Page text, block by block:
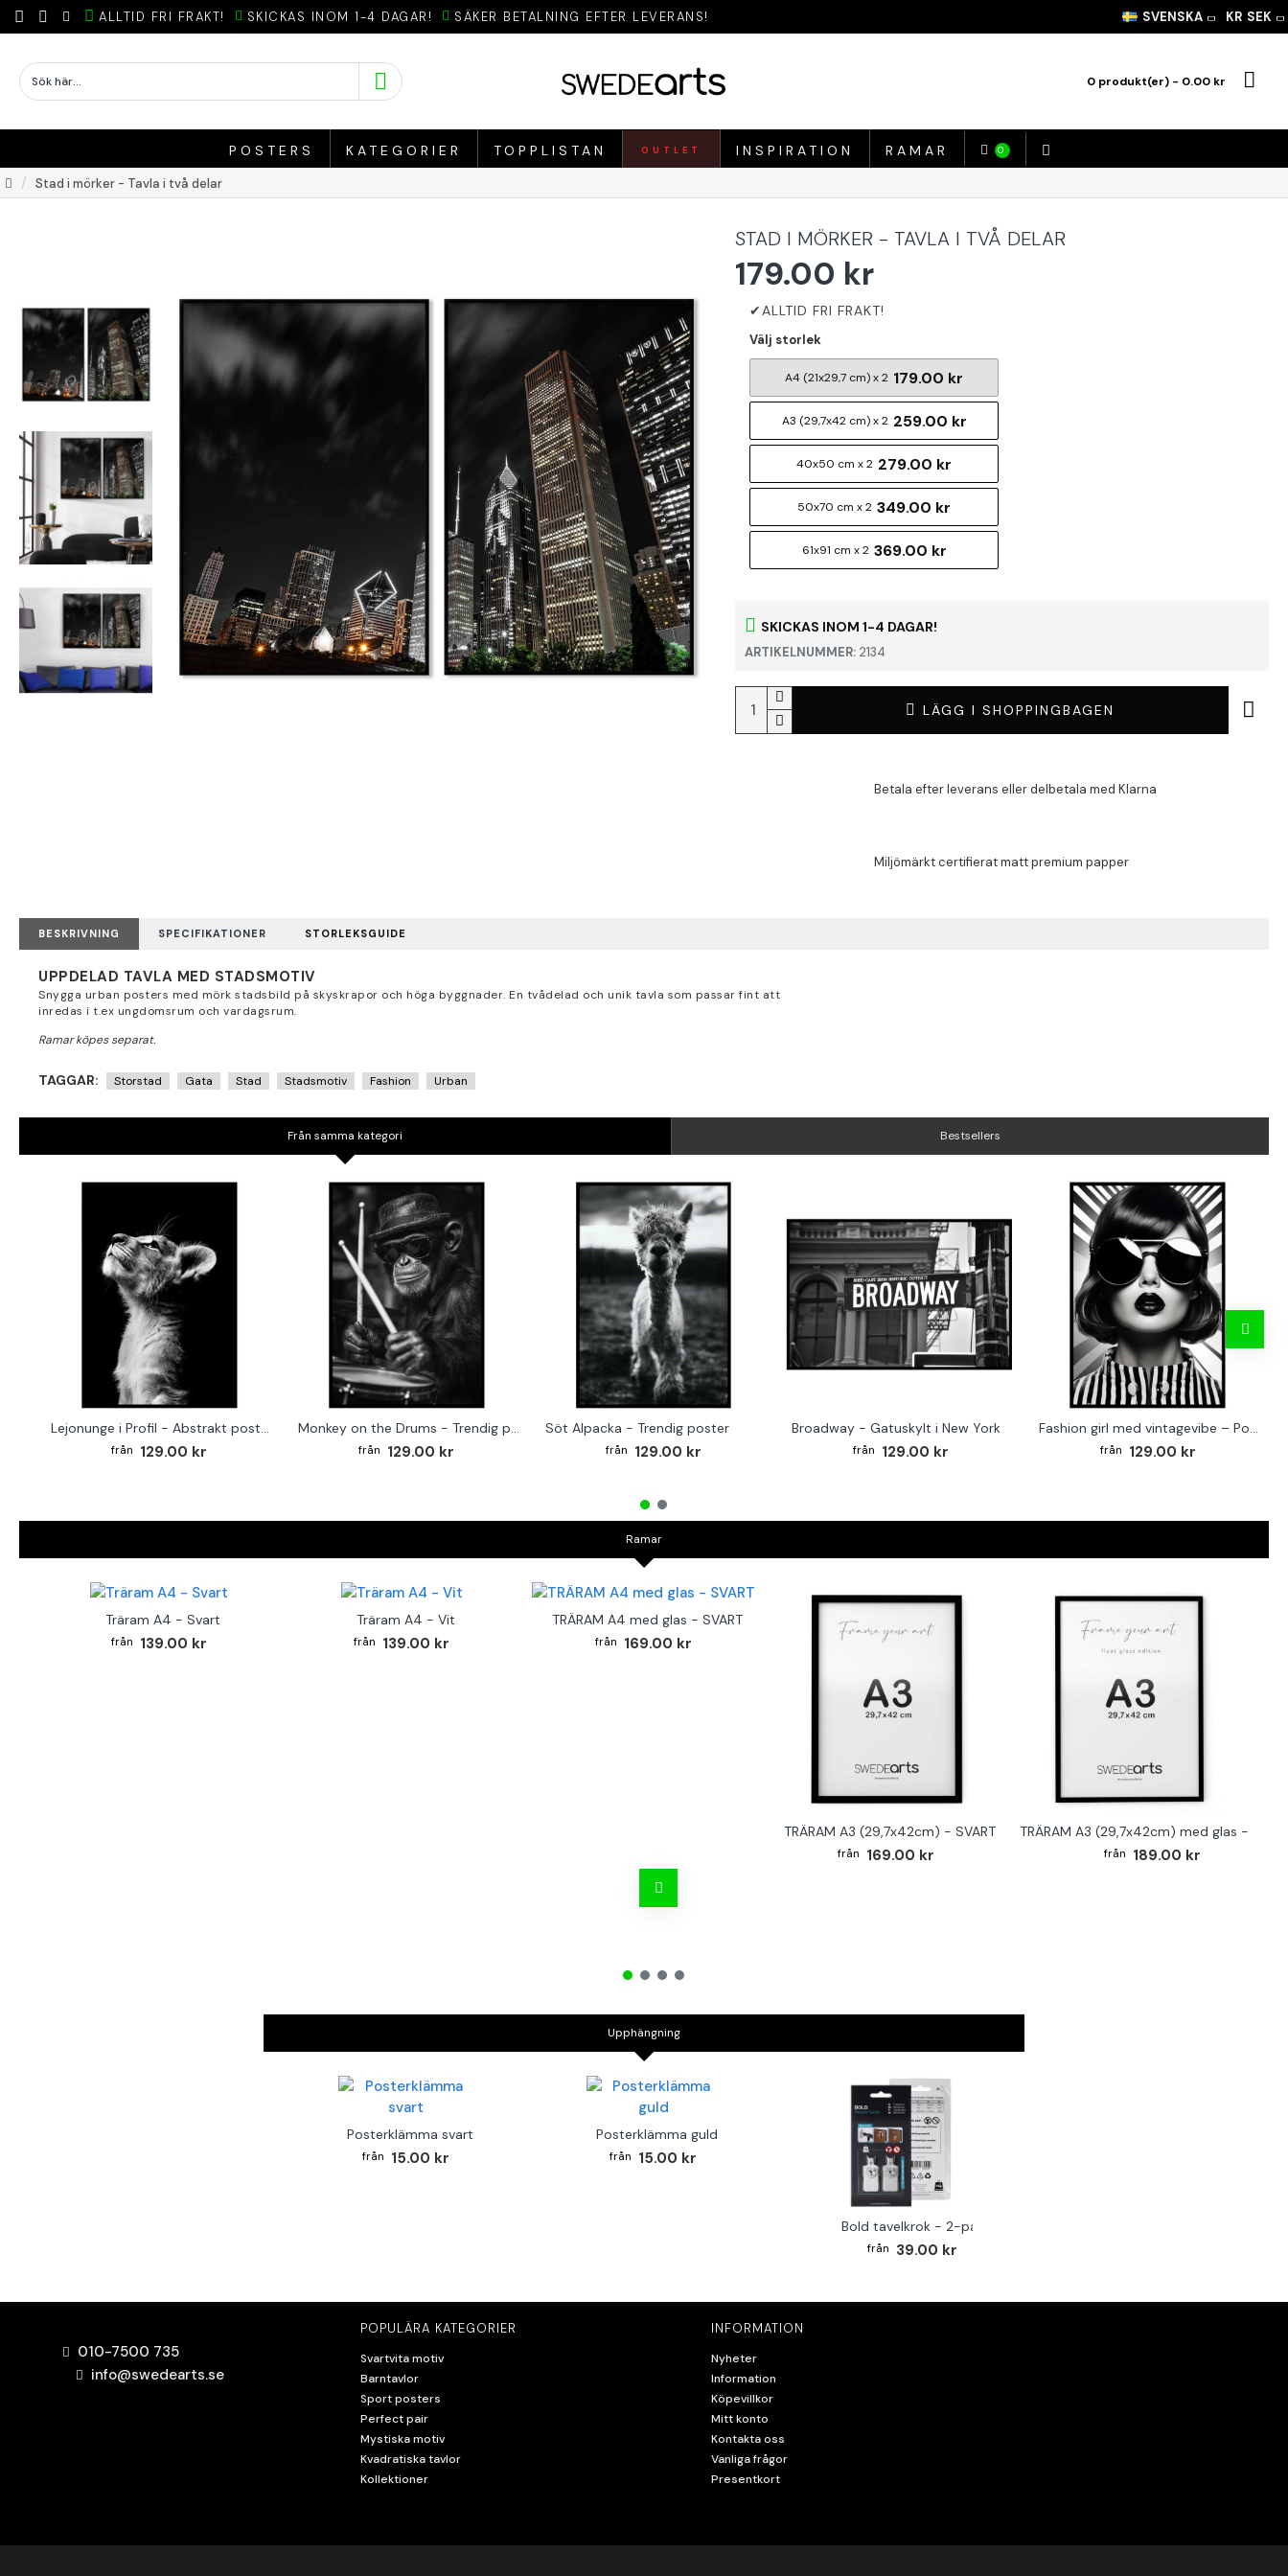
ALLTID FRI FRAKT! SKICKAS INOM 1-4 DAGAR! SÄKER BETALNING EFTER LEVERANS! SVENSKA KR SEK
0 produkt(er) - 0.00 kr
POSTERS KATEGORIER TOPPLISTAN OUTLET INSPIRATION RAMAR 0
Stad i mörker - Tavla i två delar
STAD I MÖRKER - TAVLA I TVÅ DELAR
SKICKAS INOM 1-4 DAGAR!
ARTIKELNUMMER: 2134
179.00 kr
Välj storlek
A4 (21x29,7 cm) x 2 179.00 kr
A3 (29,7x42 cm) x 2 259.00 kr
40x50 cm x 2 279.00 kr
50x70 cm x 2 349.00 kr
61x91 cm x 2 369.00 kr
LÄGG I SHOPPINGBAGEN
BESKRIVNING SPECIFIKATIONER STORLEKSGUIDE
UPPDELAD TAVLA MED STADSMOTIV
Snygga urban posters med mörk stadsbild på skyskrapor och höga byggnader. En tvådelad och unik tavla som passar fint att
inredas i t.ex ungdomsrum och vardagsrum.
TAGGAR: Storstad Gata Stad Stadsmotiv Fashion Urban
Från samma kategori Bestsellers
Lejonunge i Profil - Abstrakt poster i svartvitt
129.00 kr
Monkey on the Drums - Trendig poster
129.00 kr
Söt Alpacka - Trendig poster
129.00 kr
Broadway - Gatuskylt i New York
129.00 kr
Fashion girl med vintagevibe – Poster för stilmedvetna hem
129.00 kr
Ramar
Träram A4 - Svart
139.00 kr
Träram A4 - Vit
139.00 kr
TRÄRAM A4 med glas - SVART
169.00 kr
TRÄRAM A3 (29,7x42cm) - SVART
169.00 kr
TRÄRAM A3 (29,7x42cm) med glas -
189.00 kr
Upphängning
Posterklämma svart
15.00 kr
Posterklämma guld
15.00 kr
Bold tavelkrok - 2-pack
39.00 kr
010-7500 735
info@swedearts.se
POPULÄRA KATEGORIER
Svartvita motiv
Barntavlor
Sport posters
Perfect pair
Mystiska motiv
Kvadratiska tavlor
Kollektioner
INFORMATION
Nyheter
Information
Köpevillkor
Mitt konto
Kontakta oss
Vanliga frågor
Presentkort